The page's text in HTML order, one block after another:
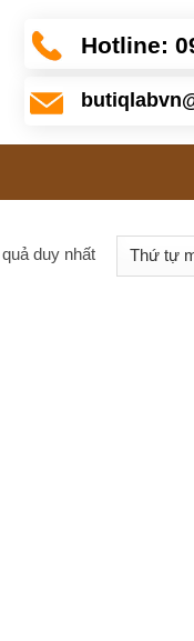
Hotline:
duy nhất